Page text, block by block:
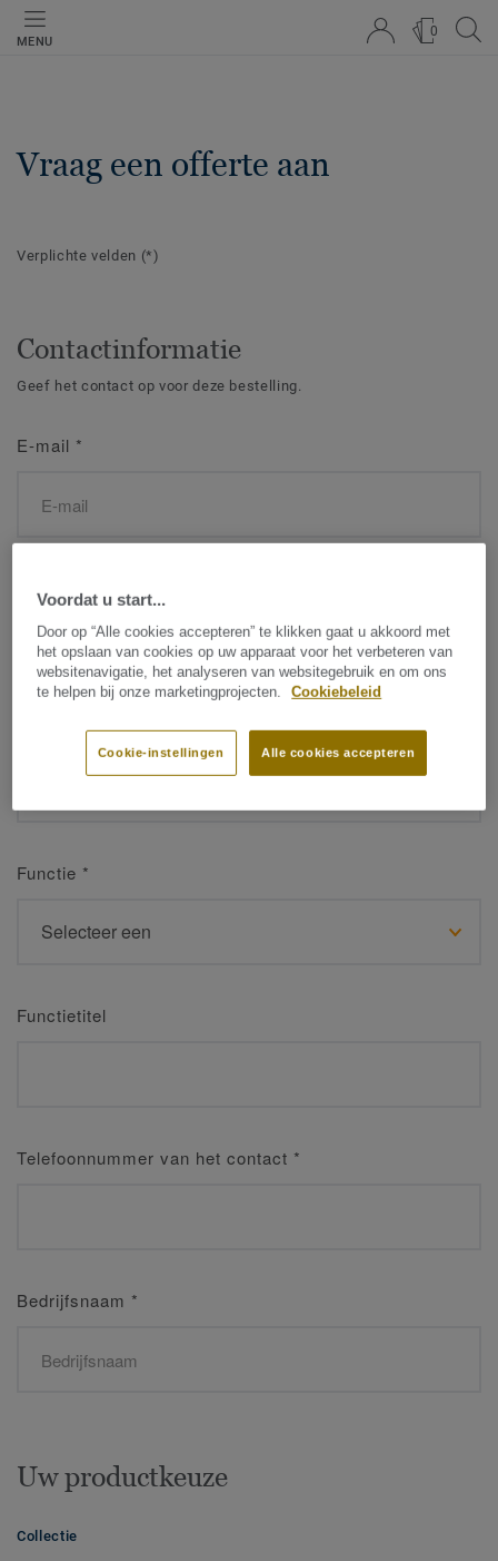
MENU
0
Vraag een offerte aan
Verplichte velden (*)
Contactinformatie
Geef het contact op voor deze bestelling.
E-mail *
Naam
Achternaam*
Functie *
Functietitel
Telefoonnummer van het contact *
Bedrijfsnaam *
Uw productkeuze
Collectie
Voordat u start...
Door op “Alle cookies accepteren” te klikken gaat u akkoord met
het opslaan van cookies op uw apparaat voor het verbeteren van
websitenavigatie, het analyseren van websitegebruik en om ons
te helpen bij onze marketingprojecten.
Cookiebeleid
Alle cookies accepteren
Cookie-instellingen